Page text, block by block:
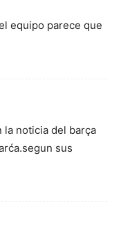
equipo parece que
la noticia del barça
sus